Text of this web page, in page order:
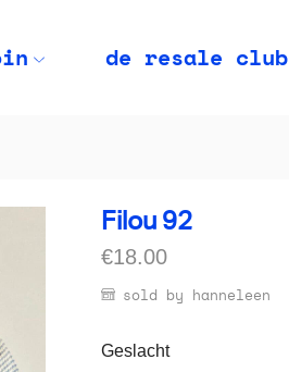
de resale club
Filou 92
€18.00
sold by hanneleen
Geslacht